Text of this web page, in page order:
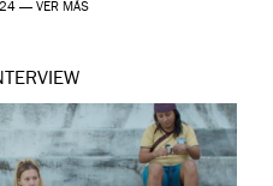
— VER MÁS